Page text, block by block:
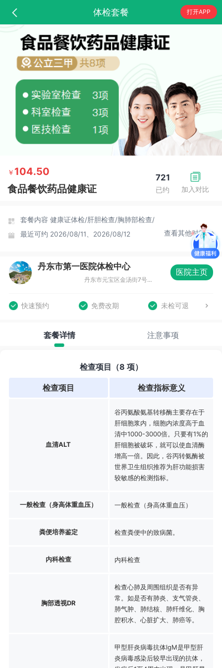
体检套餐 打开APP
加入对比
721
已约
￥ 104.50
食品餐饮药品健康证
套餐内容 健康证体检/肝胆检查/胸肺部检查/
最近可约 2026/08/11、2026/08/12 查看其他时间
丹东市第一医院体检中心
丹东市元宝区金汤街7号丹东市第一医院六道口院区东走廊1-2层
医院主页
快速预约 免费改期 未检可退
套餐详情 注意事项
检查项目（8 项）
检查项目 检查指标意义
血清ALT
谷丙氨酸氨基转移酶主要存在于
肝细胞浆内，细胞内浓度高于血
清中1000-3000倍。只要有1%的
肝细胞被破坏，就可以使血清酶
增高一倍。因此，谷丙转氨酶被
世界卫生组织推荐为肝功能损害
较敏感的检测指标。
一般检查（身高体重血压） 一般检查（身高体重血压）
粪便培养鉴定 检查粪便中的致病菌。
内科检查 内科检查
胸部透视DR
检查心肺及周围组织是否有异
常。如是否有肺炎、支气管炎、
肺气肿、肺结核、肺纤维化、胸
腔积水、心脏扩大、肺癌等。
甲型肝炎病毒抗体lgM是甲型肝
炎病毒感染后较早出现的抗体，